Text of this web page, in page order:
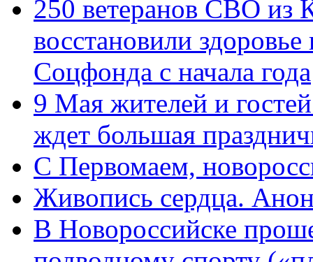
250 ветеранов СВО из
восстановили
Соцфонда с начала года
9 Мая жителей и
ждет большая
C Первомаем,
Живопись сердца.
В Новороссийске